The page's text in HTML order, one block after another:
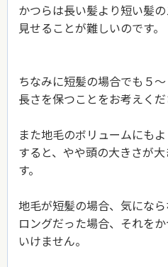
かつらは長い髪より短い髪
見せることが難しいのです。
ちなみに短髪の場合でも５
長さを保つことをお考えくだ
また地毛のボリュームにも
すると、やや頭の大きさが
す。
地毛が短髪の場合、気にな
ロングだった場合、それを
いけません。